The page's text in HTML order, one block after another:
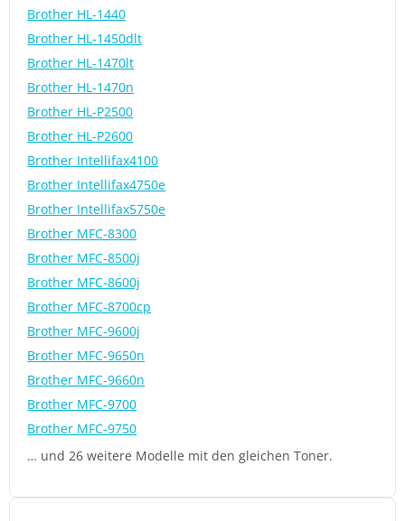
Brother HL-1440
Brother HL-1450dlt
Brother HL-1470lt
Brother HL-1470n
Brother HL-P2500
Brother HL-P2600
Brother Intellifax4100
Brother Intellifax4750e
Brother Intellifax5750e
Brother MFC-8300
Brother MFC-8500j
Brother MFC-8600j
Brother MFC-8700cp
Brother MFC-9600j
Brother MFC-9650n
Brother MFC-9660n
Brother MFC-9700
Brother MFC-9750
… und 26 weitere Modelle mit den gleichen Toner.